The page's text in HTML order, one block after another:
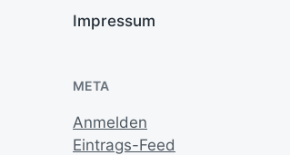
Impressum
META
Anmelden
Eintrags-Feed